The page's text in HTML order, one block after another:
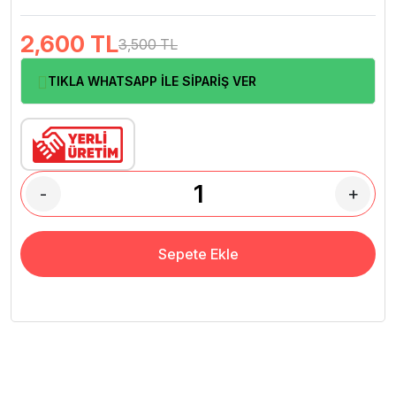
2,600 TL3,500 TL
TIKLA WHATSAPP İLE SİPARİŞ VER
- +
Sepete Ekle